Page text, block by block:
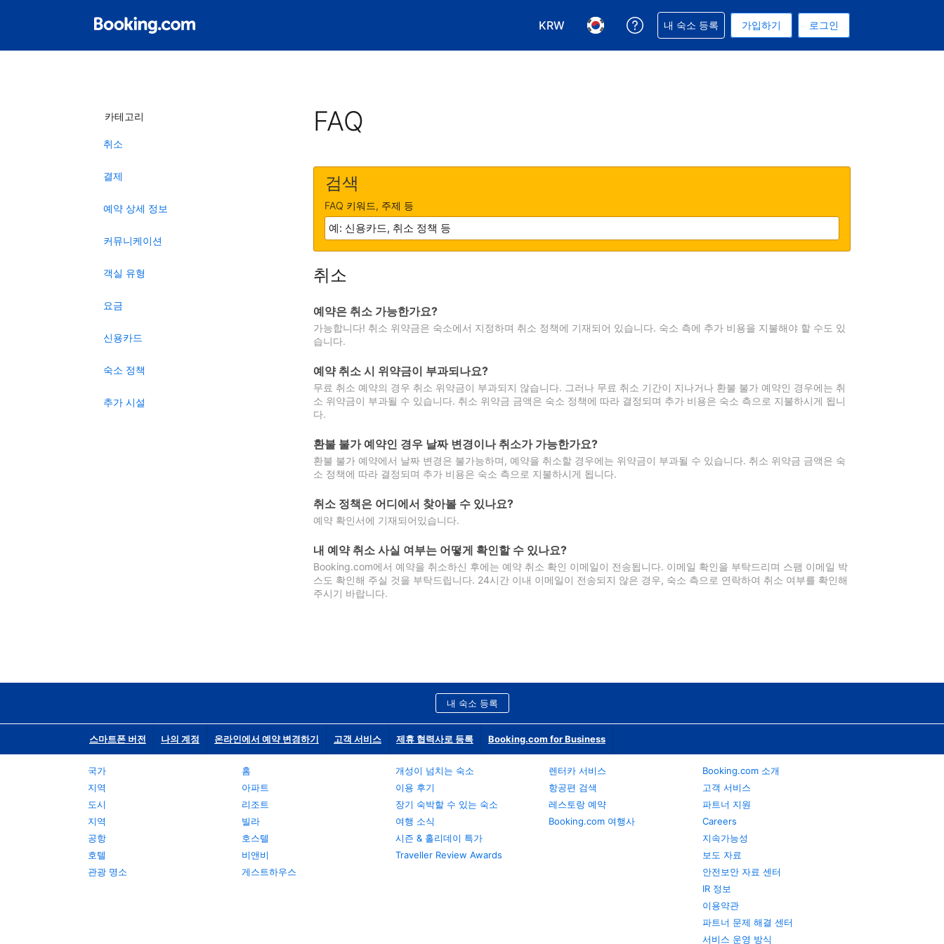
KRW
통화 선택. 현재 선택된 통화는 대한민국 원입니다
언어 선택. 현재 선택된 언어는 한국어입니다
예약과 관련해 도움을 받으실 수 있습니다
내 숙소 등록 가입하기 로그인
카테고리
취소
결제
예약 상세 정보
커뮤니케이션
객실 유형
요금
신용카드
숙소 정책
추가 시설
FAQ
검색
FAQ 키워드, 주제 등
취소
예약은 취소 가능한가요?
가능합니다! 취소 위약금은 숙소에서 지정하며 취소 정책에 기재되어 있습니다. 숙소 측에 추가 비용을 지불해야 할 수도 있
습니다.
예약 취소 시 위약금이 부과되나요?
무료 취소 예약의 경우 취소 위약금이 부과되지 않습니다. 그러나 무료 취소 기간이 지나거나 환불 불가 예약인 경우에는 취
소 위약금이 부과될 수 있습니다. 취소 위약금 금액은 숙소 정책에 따라 결정되며 추가 비용은 숙소 측으로 지불하시게 됩니
다.
환불 불가 예약인 경우 날짜 변경이나 취소가 가능한가요?
환불 불가 예약에서 날짜 변경은 불가능하며, 예약을 취소할 경우에는 위약금이 부과될 수 있습니다. 취소 위약금 금액은 숙
소 정책에 따라 결정되며 추가 비용은 숙소 측으로 지불하시게 됩니다.
취소 정책은 어디에서 찾아볼 수 있나요?
예약 확인서에 기재되어있습니다.
내 예약 취소 사실 여부는 어떻게 확인할 수 있나요?
Booking.com에서 예약을 취소하신 후에는 예약 취소 확인 이메일이 전송됩니다. 이메일 확인을 부탁드리며 스팸 이메일 박
스도 확인해 주실 것을 부탁드립니다. 24시간 이내 이메일이 전송되지 않은 경우, 숙소 측으로 연락하여 취소 여부를 확인해
주시기 바랍니다.
내 숙소 등록
스마트폰 버전 나의 계정 온라인에서 예약 변경하기 고객 서비스 제휴 협력사로 등록 Booking.com for Business
국가
지역
도시
지역
공항
호텔
관광 명소
홈
아파트
리조트
빌라
호스텔
비앤비
게스트하우스
개성이 넘치는 숙소
이용 후기
장기 숙박할 수 있는 숙소
여행 소식
시즌 & 홀리데이 특가
Traveller Review Awards
렌터카 서비스
항공편 검색
레스토랑 예약
Booking.com 여행사
Booking.com 소개
고객 서비스
파트너 지원
Careers
지속가능성
보도 자료
안전보안 자료 센터
IR 정보
이용약관
파트너 문제 해결 센터
서비스 운영 방식